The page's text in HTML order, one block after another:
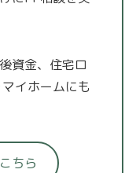
資金、住宅ロ
イホームにも
ちら